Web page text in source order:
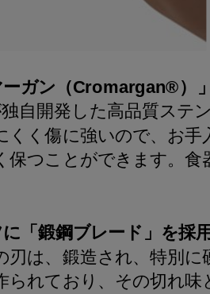
ガン（Cromargan®）
自開発した高品質ステ
くく傷に強いので、お手
保つことができます。食
「鍛鋼ブレード」を採
刃は、鍛造され、特別に
られており、その切れ味